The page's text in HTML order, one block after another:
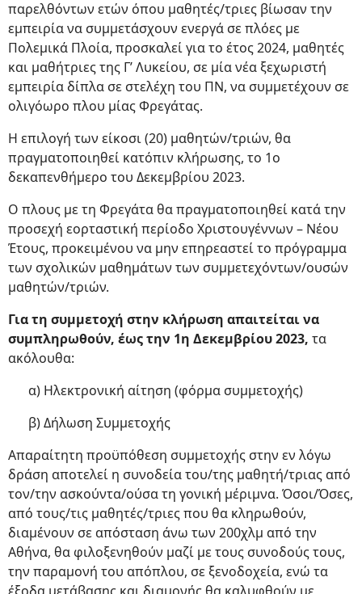
παρελθόντων ετών όπου μαθητές/τριες βίωσαν την
εμπειρία να συμμετάσχουν ενεργά σε πλόες με
Πολεμικά Πλοία, προσκαλεί για το έτος 2024, μαθητές
και μαθήτριες της Γ’ Λυκείου, σε μία νέα ξεχωριστή
εμπειρία δίπλα σε στελέχη του ΠΝ, να συμμετέχουν σε
ολιγόωρο πλου μίας Φρεγάτας.
Η επιλογή των είκοσι (20) μαθητών/τριών, θα
πραγματοποιηθεί κατόπιν κλήρωσης, το 1ο
δεκαπενθήμερο του Δεκεμβρίου 2023.
Ο πλους με τη Φρεγάτα θα πραγματοποιηθεί κατά την
προσεχή εορταστική περίοδο Χριστουγέννων – Νέου
Έτους, προκειμένου να μην επηρεαστεί το πρόγραμμα
των σχολικών μαθημάτων των συμμετεχόντων/ουσών
μαθητών/τριών.
Για τη συμμετοχή στην κλήρωση απαιτείται να
συμπληρωθούν, έως την 1η Δεκεμβρίου 2023, τα
ακόλουθα:
α) Ηλεκτρονική αίτηση (φόρμα συμμετοχής)
β) Δήλωση Συμμετοχής
Απαραίτητη προϋπόθεση συμμετοχής στην εν λόγω
δράση αποτελεί η συνοδεία του/της μαθητή/τριας από
τον/την ασκούντα/ούσα τη γονική μέριμνα. Όσοι/Όσες,
από τους/τις μαθητές/τριες που θα κληρωθούν,
διαμένουν σε απόσταση άνω των 200χλμ από την
Αθήνα, θα φιλοξενηθούν μαζί με τους συνοδούς τους,
την παραμονή του απόπλου, σε ξενοδοχεία, ενώ τα